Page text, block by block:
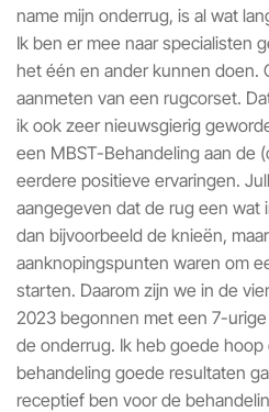
name mijn onderrug, is al wat
Ik ben er mee naar specialisten
het één en ander kunnen doen.
aanmeten van een rugcorset.
ik ook zeer nieuwsgierig
een MBST-Behandeling aan de
eerdere positieve ervaringen.
aangegeven dat de rug een wat
dan bijvoorbeeld de knieën,
aanknopingspunten waren om
starten. Daarom zijn we in de
2023 begonnen met een 7-
de onderrug. Ik heb goede hoop
behandeling goede resultaten
receptief ben voor de